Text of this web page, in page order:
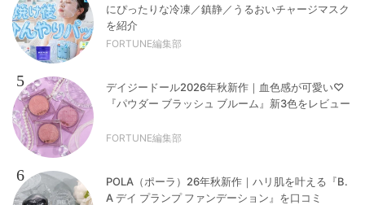
にぴったりな冷凍／鎮静／うるおいチャージマスク
を紹介
FORTUNE編集部
5
デイジードール2026年秋新作｜血色感が可愛い♡
『パウダー ブラッシュ ブルーム』新3色をレビュー
FORTUNE編集部
6
POLA（ポーラ）26年秋新作｜ハリ肌を叶える『B.
A デイ プランプ ファンデーション』を口コミ